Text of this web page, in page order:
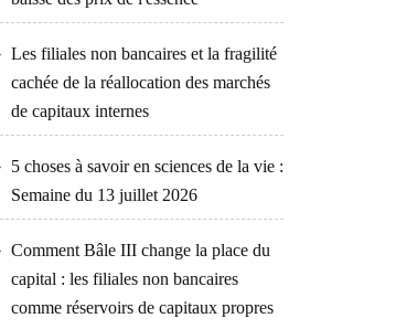
Les filiales non bancaires et la fragilité
cachée de la réallocation des marchés
de capitaux internes
5 choses à savoir en sciences de la vie :
Semaine du 13 juillet 2026
Comment Bâle III change la place du
capital : les filiales non bancaires
comme réservoirs de capitaux propres